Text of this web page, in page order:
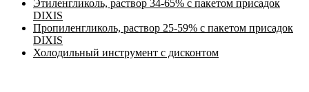
Этиленгликоль, раствор 34-65% с пакетом присадок
DIXIS
Пропиленгликоль, раствор 25-59% с пакетом присадок
DIXIS
Холодильный инструмент с дисконтом